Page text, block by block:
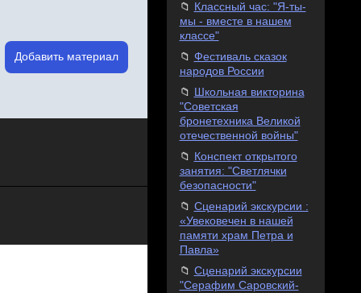
Добавить материал
Классный час: "Я-ты-
мы - вместе в нашем
классе"
Фестиваль сказок
народов России
Школьная викторина
"Советская
бронетехника Великой
отечественной войны"
Конспект открытого
занятия: "Светлячки
безопасности"
Сценарий экскурсии :
«Увековечен в нашей
памяти храм Петра и
Павла»
Сценарий экскурсии
"Серафим Саровский-